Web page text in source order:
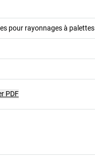
pour rayonnages à palettes
PDF